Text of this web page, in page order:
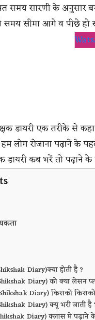
समय सारणी के
समय सीमा आगे व पीछे हो
डायरी एक तरीके से
लोग रोजाना पढ़ाने के
डायरी कब भरें तो पढ़ाने
Diary)क्या होती है ?
Diary) को क्या लेसन
Diary) किसको
Diary) क्यू भरी जाती है
Diary) क्लास मे